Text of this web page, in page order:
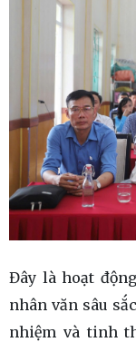
Đây là hoạt
nhân văn sâu
nhiệm và tinh